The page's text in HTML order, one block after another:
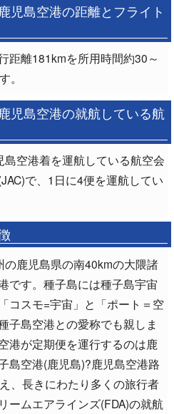
児島空港の距離とフライト
距離181kmを所用時間約30～
。
児島空港の就航している航
空港着を運航している航空会
で、1日に4便を運航してい
鹿児島県の南40kmの大隈諸
です。種子島には種子島宇宙
コスモ=宇宙」と「ポート＝空
子島空港との愛称でも親しま
港が定期便を運行するのは鹿
島空港(鹿児島)?鹿児島空港路
、長きにわたり多くの旅行者
ームエアラインズ(FDA)の就航